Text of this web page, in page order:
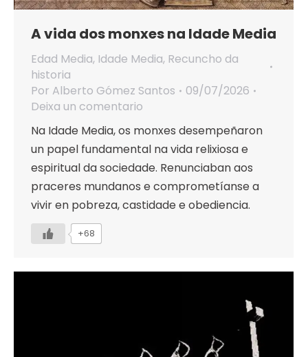
A vida dos monxes na Idade Media
Edad Media, Idade Media, Recuncho da
historia
Por Alberto Gómez Santos
09/07/2026
Deixa un comentario
Na Idade Media, os monxes desempeñaron
un papel fundamental na vida relixiosa e
espiritual da sociedade. Renunciaban aos
praceres mundanos e comprometíanse a
vivir en pobreza, castidade e obediencia.
+68